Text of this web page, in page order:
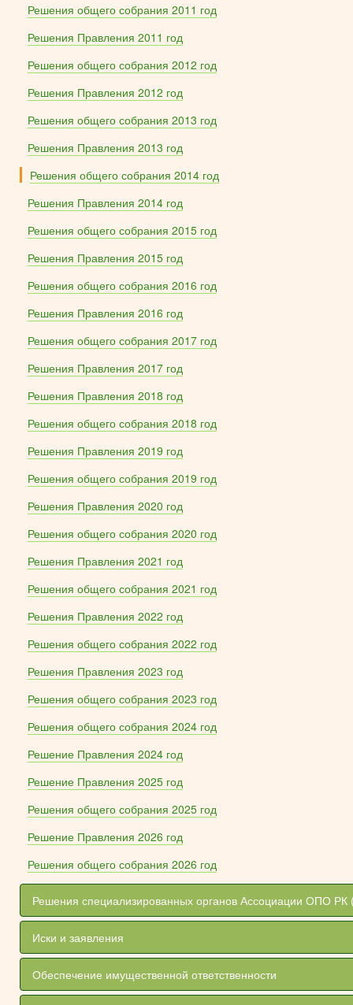
Решения общего собрания 2011 год
Решения Правления 2011 год
Решения общего собрания 2012 год
Решения Правления 2012 год
Решения общего собрания 2013 год
Решения Правления 2013 год
Решения общего собрания 2014 год
Решения Правления 2014 год
Решения общего собрания 2015 год
Решения Правления 2015 год
Решения общего собрания 2016 год
Решения Правления 2016 год
Решения общего собрания 2017 год
Решения Правления 2017 год
Решения Правления 2018 год
Решения общего собрания 2018 год
Решения Правления 2019 год
Решения общего собрания 2019 год
Решения Правления 2020 год
Решения общего собрания 2020 год
Решения Правления 2021 год
Решения общего собрания 2021 год
Решения Правления 2022 год
Решения общего собрания 2022 год
Решения Правления 2023 год
Решения общего собрания 2023 год
Решения общего собрания 2024 год
Решение Правления 2024 год
Решение Правления 2025 год
Решения общего собрания 2025 год
Решение Правления 2026 год
Решения общего собрания 2026 год
Решения специализированных органов Ассоциации ОПО
Иски и заявления
Обеспечение имущественной ответственности